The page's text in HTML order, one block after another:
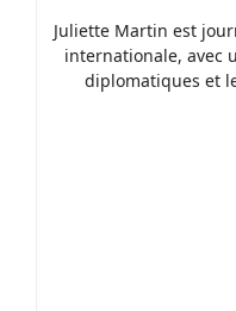
Juliette Martin est
internationale, avec
diplomatiques et